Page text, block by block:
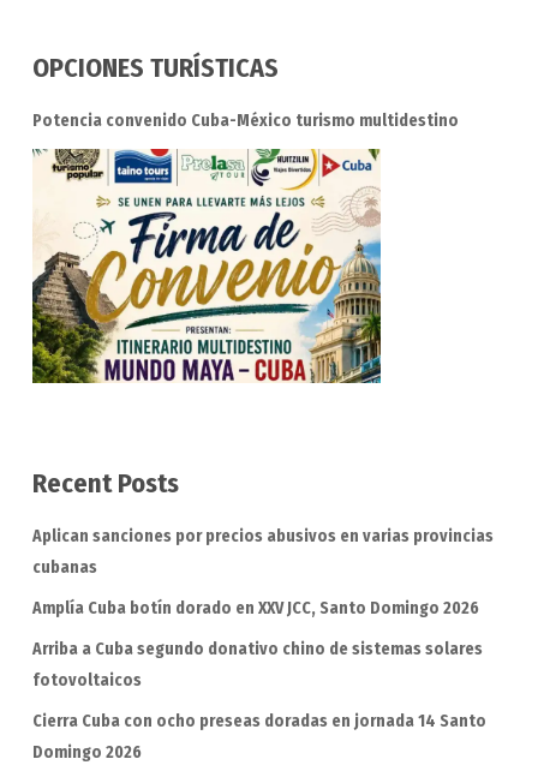
OPCIONES TURÍSTICAS
Potencia convenido Cuba-México turismo multidestino
Recent Posts
Aplican sanciones por precios abusivos en varias provincias
cubanas
Amplía Cuba botín dorado en XXV JCC, Santo Domingo 2026
Arriba a Cuba segundo donativo chino de sistemas solares
fotovoltaicos
Cierra Cuba con ocho preseas doradas en jornada 14 Santo
Domingo 2026